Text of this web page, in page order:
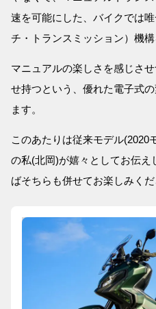
速を可能にした、バイクでは
チ・トランスミッション）機構
マニュアルの楽しさを感じさ
せ持つという、優れた電子式
ます。
このあたりは従来モデル(2020
の私(北岡)が嬉々としてお伝
ばそちらも併せてお楽しみくだ